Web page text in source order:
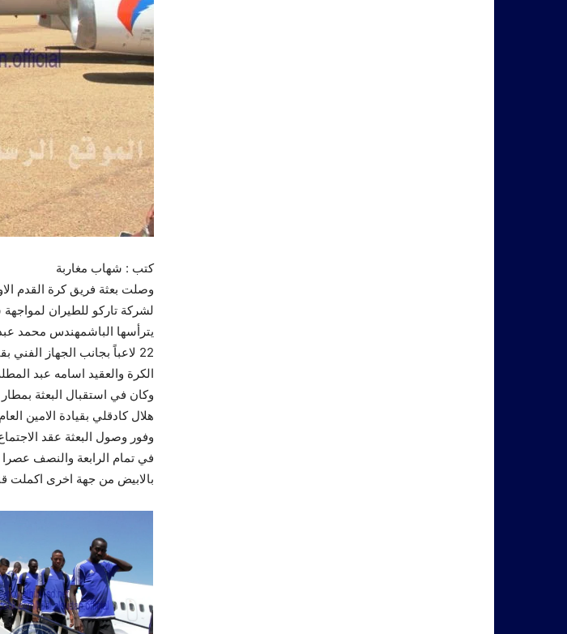
كتب : شهاب مغاربة
وصلت بعثة فريق كرة القدم
يترأسها الباشمهندس محمد
22 لاعباً بجانب الجهاز
الكرة والعقيد اسامه عبد
وكان في استقبال البعثة
هلال كادقلي بقيادة الامين
وفور وصول البعثة عقد
في تمام الرابعة والنصف
بالابيض من جهة اخرى اكملت